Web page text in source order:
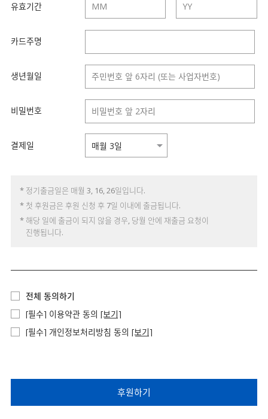
유효기간
카드주명
생년월일
비밀번호
결제일
* 정기출금일은 매월 3, 16, 26일입니다.
* 첫 후원금은 후원 신청 후 7일 이내에 출금됩니다.
* 해당 일에 출금이 되지 않을 경우, 당월 안에 재출금 요청이
진행됩니다.
전체 동의하기
[필수] 이용약관 동의 [보기]
[필수] 개인정보처리방침 동의 [보기]
후원하기